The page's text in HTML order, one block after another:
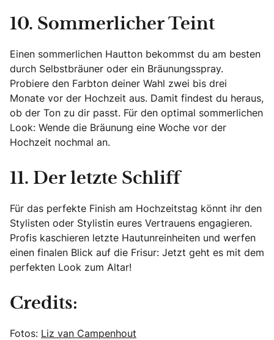
10. Sommerlicher Teint
Einen sommerlichen Hautton bekommst du am besten
durch Selbstbräuner oder ein Bräunungsspray.
Probiere den Farbton deiner Wahl zwei bis drei
Monate vor der Hochzeit aus. Damit findest du heraus,
ob der Ton zu dir passt. Für den optimal sommerlichen
Look: Wende die Bräunung eine Woche vor der
Hochzeit nochmal an.
11. Der letzte Schliff
Für das perfekte Finish am Hochzeitstag könnt ihr den
Stylisten oder Stylistin eures Vertrauens engagieren.
Profis kaschieren letzte Hautunreinheiten und werfen
einen finalen Blick auf die Frisur: Jetzt geht es mit dem
perfekten Look zum Altar!
Credits:
Fotos: Liz van Campenhout